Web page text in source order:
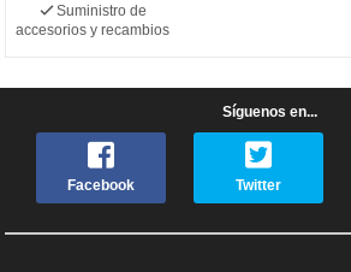
Suministro de
accesorios y recambios
Síguenos en...
Facebook Twitter